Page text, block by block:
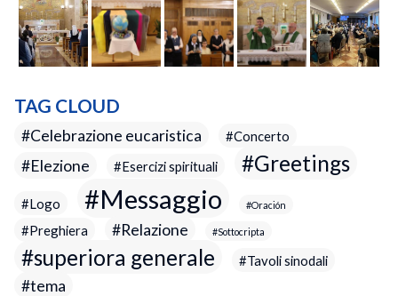
TAG CLOUD
Celebrazione eucaristica Concerto
Elezione Esercizi spirituali Greetings
Logo Messaggio Oración
Preghiera Relazione Sottocripta
superiora generale Tavoli sinodali
tema